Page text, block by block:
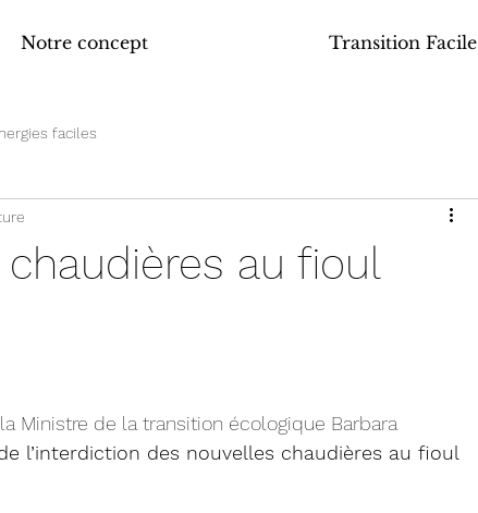
Notre concept Transition Facile
faciles
chaudières au fioul
Ministre de la transition écologique Barbara
l’interdiction des nouvelles chaudières au fioul